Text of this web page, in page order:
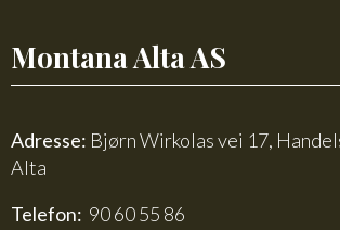
Montana Alta AS
Adresse: Bjørn Wirkolas vei 17,
Alta
Telefon: 90 60 55 86